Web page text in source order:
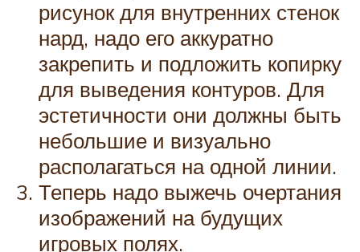
рисунок для внутренних стенок
нард, надо его аккуратно
закрепить и подложить копирку
для выведения контуров. Для
эстетичности они должны быть
небольшие и визуально
располагаться на одной линии.
Теперь надо выжечь очертания
изображений на будущих
игровых полях.